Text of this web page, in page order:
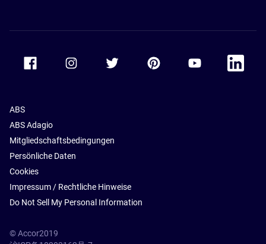
Accor Youtube
Accor
ABS
ABS Adagio
Mitgliedschaftsbedingungen
Persönliche Daten
Cookies
Impressum / Rechtliche Hinweise
Do Not Sell My Personal Information
© Accor2019